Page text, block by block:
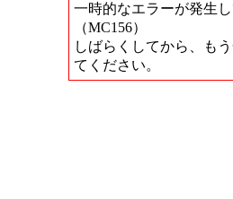
一時的なエラーが発生し
（MC156）
しばらくしてから、も
てください。